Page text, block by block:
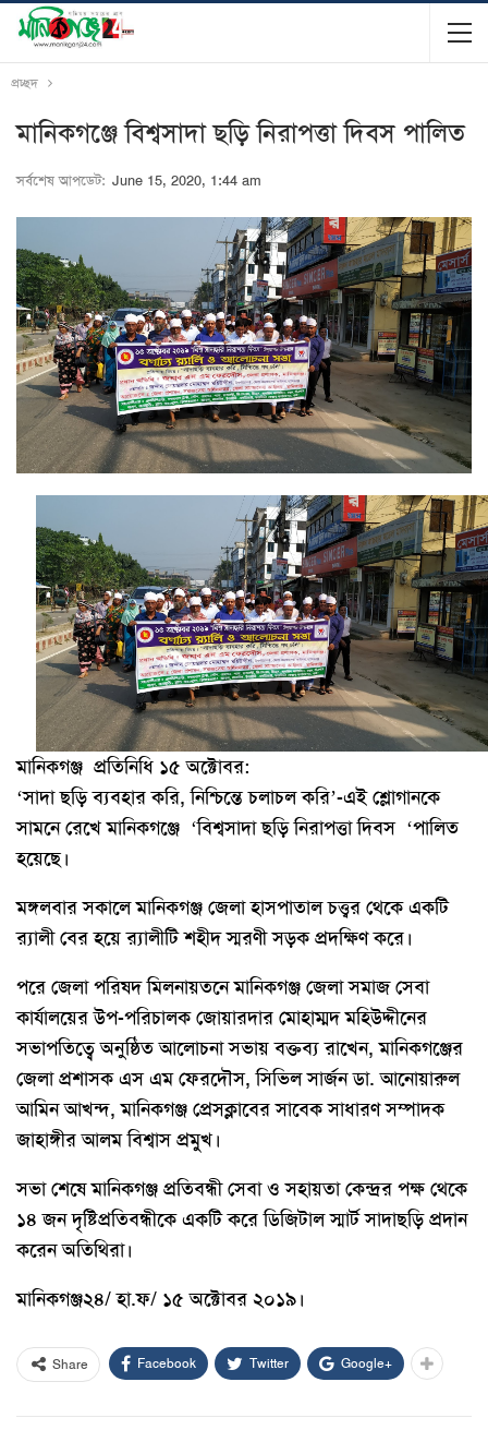
প্রচ্ছদ
মানিকগঞ্জে বিশ্বসাদা ছড়ি নিরাপত্তা দিবস পালিত
সর্বশেষ আপডেট: June 15, 2020, 1:44 am
মানিকগঞ্জ প্রতিনিধি ১৫ অক্টোবর:
‘সাদা ছড়ি ব্যবহার করি, নিশ্চিন্তে চলাচল করি’-এই শ্লোগানকে
সামনে রেখে মানিকগঞ্জে ‘বিশ্বসাদা ছড়ি নিরাপত্তা দিবস ‘পালিত
হয়েছে।
মঙ্গলবার সকালে মানিকগঞ্জ জেলা হাসপাতাল চত্ত্বর থেকে একটি
র‌্যালী বের হয়ে র‌্যালীটি শহীদ স্মরণী সড়ক প্রদক্ষিণ করে।
পরে জেলা পরিষদ মিলনায়তনে মানিকগঞ্জ জেলা সমাজ সেবা
কার্যালয়ের উপ-পরিচালক জোয়ারদার মোহাম্মদ মহিউদ্দীনের
সভাপতিত্বে অনুষ্ঠিত আলোচনা সভায় বক্তব্য রাখেন, মানিকগঞ্জের
জেলা প্রশাসক এস এম ফেরদৌস, সিভিল সার্জন ডা. আনোয়ারুল
আমিন আখন্দ, মানিকগঞ্জ প্রেসক্লাবের সাবেক সাধারণ সম্পাদক
জাহাঙ্গীর আলম বিশ্বাস প্রমুখ।
সভা শেষে মানিকগঞ্জ প্রতিবন্ধী সেবা ও সহায়তা কেন্দ্রর পক্ষ থেকে
১৪ জন দৃষ্টিপ্রতিবন্ধীকে একটি করে ডিজিটাল স্মার্ট সাদাছড়ি প্রদান
করেন অতিথিরা।
মানিকগঞ্জ২৪/ হা.ফ/ ১৫ অক্টোবর ২০১৯।
Share Facebook Twitter Google+